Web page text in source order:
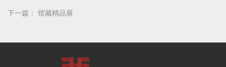
下一篇： 馆藏精品展